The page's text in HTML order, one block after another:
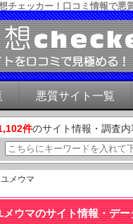
ェッカー！口コミ情報で悪
悪質サイト一覧
件のサイト情報・調査
メウマ
メウマのサイト情報・デー